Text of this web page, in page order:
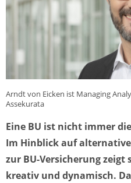
Arndt von Eicken ist Managing
Assekurata
Eine BU ist nicht immer
Im Hinblick auf
zur BU-Versicherung
kreativ und dynamisch.